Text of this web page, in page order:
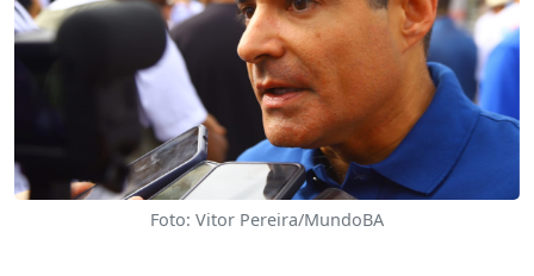
Foto: Vitor Pereira/MundoBA